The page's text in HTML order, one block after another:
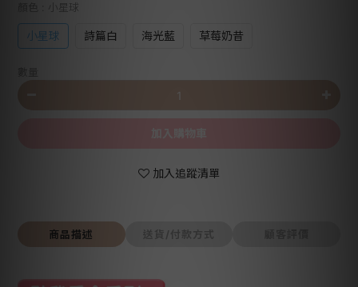
: 小星球
小星球 詩篇白 海光藍 草莓奶昔
加入追蹤清單
商品描述